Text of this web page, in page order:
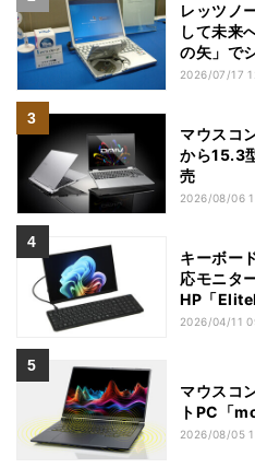
レッツノ
して未来
の矢」で
く
2026/07/17
マウスコ
から15.3
売
2026/08/06
キーボー
応モニタ
HP「
2026/04/11
マウスコ
トPC「
2026/08/05